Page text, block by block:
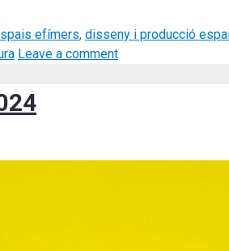
efímers, disseny i producció
Leave a comment